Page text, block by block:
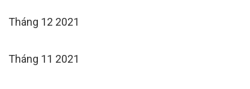
Tháng 12 2021
Tháng 11 2021